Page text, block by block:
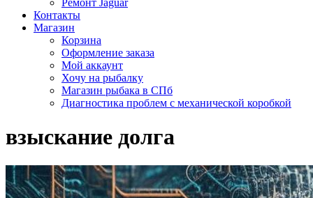
Контакты
Магазин
Корзина
Оформление заказа
Мой аккаунт
Хочу на рыбалку
Магазин рыбака в СПб
Диагностика проблем с механической коробкой
взыскание долга